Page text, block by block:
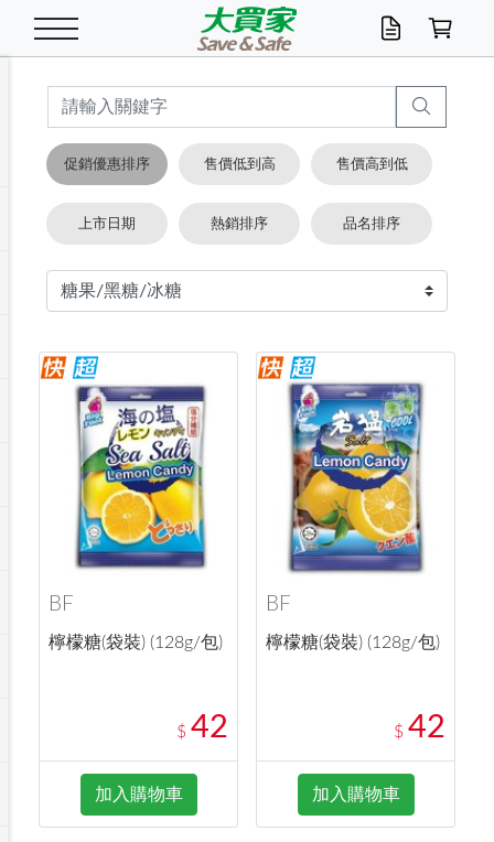
米/五穀/濃湯 米/糙米
五穀/南北貨
湯類/湯塊
油/調味料
食用油
醬油.油膏.蠔油
泡麵 / 麵條
包麵
碗麵/義大利麵
麵條/快煮麵/米粉
魚罐
醬菜/玉米罐
點心罐
休閒零嘴 初一十五拜拜懶
零嘴
堅果/海苔
美味餅乾
餅乾
糕餅/點心
糖果/巧克力
糖果/蜜餞/果凍
巧克力
茶飲料
果汁咖啡
碳酸/礦泉水
機能飲料
箱購飲料
養生保健/常備品 雞精/飲品
機能保健
▶保健品牌推薦
奶粉/穀麥片
奶粉
麥片/玉米片
沖調穀粉/隨手包
特色茶品
綠茶
紅茶
奶茶/花草茶
黑糖桂圓/蜂蜜醋
即溶咖啡
咖啡豆/粉/濾掛
可可/糖/奶精
沐浴乳香皂 沐浴乳
香皂/洗手乳
美髮造型
洗髮/護髮
造型髮品
口腔清潔
牙 刷
牙膏/漱口水
潔顏產品
卸妝/粉刺調理
開架/身體保養
臉部保養
面/眼膜
鍋具/飲水/廚房 鍋具/餐具
保鮮/微波
掃除用具/照明/五金
掃除/清潔用具
洗衣/曬衣用具
電池/延長線
修繕/五金/祭祀
傢飾/收納/衛浴
寢具/家具
收納用品
衛浴/毛巾
寵物食品
寵物清潔/百貨
衛生紙/濕巾 抽取衛生紙/濕巾
廚房紙巾/平版/
箱購免運區
衣物清潔
洗衣精
洗衣粉/皂
漂白水/柔軟精
居家清潔
廚房/餐具清潔
浴廁/水管清潔
居家清潔/除濕芳
衛生棉
成人/嬰兒紙尿褲
箱購免運區
嬰兒尿布
成人紙尿褲
廚房家電 料理鍋具
烤箱/微波/電磁爐
快煮壺/烘碗機
季節家電
除濕/清淨機
風扇/防蚊家電
生活家電
除塵家電
美容家電
電腦周邊
數位週邊
手機/平板周邊
文具/辦公用品 文具用品
辦公文具/收納
玩具/擺設小物
汽機車百貨
機車/腳踏車百貨
汽車百貨
休閒/運動
戶外/休閒用品
健身/按摩/瑜珈
測量/護具/其他
服飾內著
配件
男/女/機能包
冷凍免運 生鮮食品
調理食品
箱購免運
食品免運
清潔用品免運
居家/汽百用品
主題專區
季節活動
店長推薦
這夏不怕熱
促銷優惠排序 售價低到高 售價高到低
上市日期 熱銷排序 品名排序
BF
檸檬糖(袋裝) (128g/包)
$ 42
加入購物車
BF
檸檬糖(袋裝) (128g/包)
$ 42
加入購物車